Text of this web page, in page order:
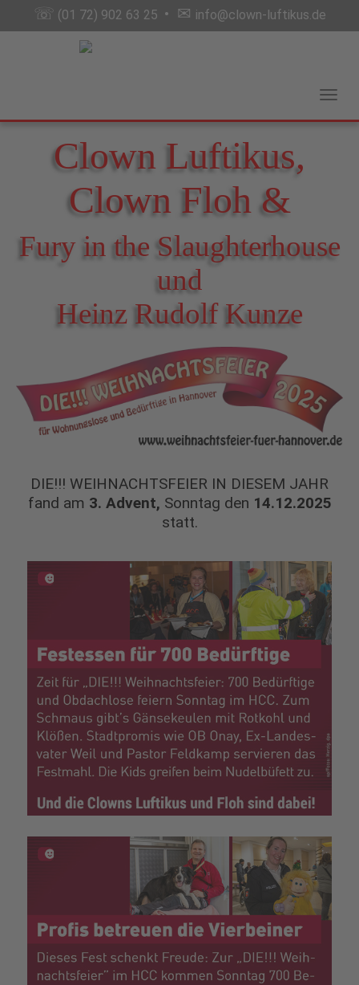
Clown Luftikus,
Clown Floh &
Fury in the Slaughterhouse
und
Heinz Rudolf Kunze
DIE!!! WEIHNACHTSFEIER IN DIESEM JAHR
fand am 3. Advent, Sonntag den 14.12.2025
statt.
☏ (01 72) 902 63 25 • ✉ info@clown-luftikus.de